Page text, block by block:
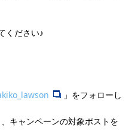
ください♪
」をフォローし
キャンペーンの対象ポストを